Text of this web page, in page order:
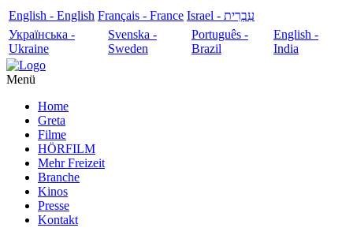
English - English Français - France
עִבְרִית - Israel
Українська -
Ukraine
Svenska -
Sweden
Português -
Brazil
English -
India
Menü
Home
Greta
Filme
HÖRFILM
Mehr Freizeit
Branche
Kinos
Presse
Kontakt